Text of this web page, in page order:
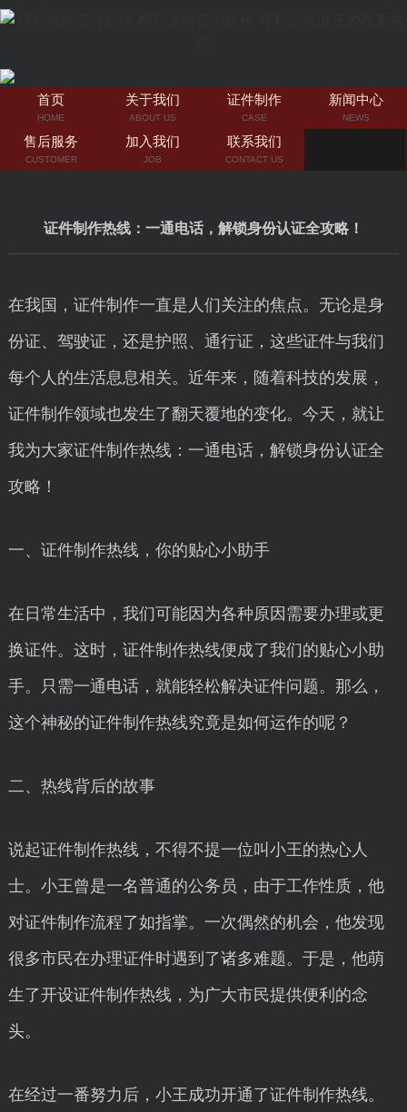
首页
HOME
关于我们
ABOUT US
证件制作
CASE
新闻中心
NEWS
售后服务
CUSTOMER
加入我们
JOB
联系我们
CONTACT US
证件制作热线：一通电话，解锁身份认证全攻略！
在我国，证件制作一直是人们关注的焦点。无论是身
份证、驾驶证，还是护照、通行证，这些证件与我们
每个人的生活息息相关。近年来，随着科技的发展，
证件制作领域也发生了翻天覆地的变化。今天，就让
我为大家证件制作热线：一通电话，解锁身份认证全
攻略！
一、证件制作热线，你的贴心小助手
在日常生活中，我们可能因为各种原因需要办理或更
换证件。这时，证件制作热线便成了我们的贴心小助
手。只需一通电话，就能轻松解决证件问题。那么，
这个神秘的证件制作热线究竟是如何运作的呢？
二、热线背后的故事
说起证件制作热线，不得不提一位叫小王的热心人
士。小王曾是一名普通的公务员，由于工作性质，他
对证件制作流程了如指掌。一次偶然的机会，他发现
很多市民在办理证件时遇到了诸多难题。于是，他萌
生了开设证件制作热线，为广大市民提供便利的念
头。
在经过一番努力后，小王成功开通了证件制作热线。